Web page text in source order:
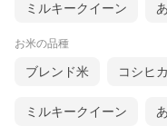
ミルキークイーン
お米の品種
ブレンド米 コシヒ
ミルキークイーン